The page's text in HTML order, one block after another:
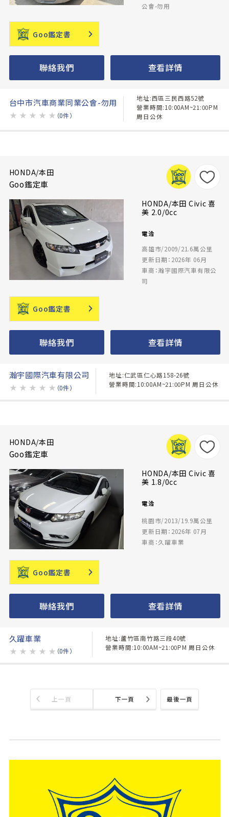
公會-勿用
Goo鑑定書
聯絡我們 查看詳情
台中市汽車商業同業公會-勿用
★ ★ ★ ★ ★ （0件）
地址:西區三民西路52號
營業時間:10:00AM~21:00PM
周日公休
HONDA/本田
Goo鑑定車
HONDA/本田 Civic 喜
美 2.0/0cc
電洽
高雄市/2009/21.6萬公里
更新日期：2026年 06月
車商：瀚宇國際汽車有限公
司
Goo鑑定書
聯絡我們 查看詳情
瀚宇國際汽車有限公司
★ ★ ★ ★ ★ （0件）
地址:仁武區仁心路158-26號
營業時間:10:00AM~21:00PM 周日公休
HONDA/本田
Goo鑑定車
HONDA/本田 Civic 喜
美 1.8/0cc
電洽
桃園市/2013/19.9萬公里
更新日期：2026年 07月
車商：久躍車業
Goo鑑定書
聯絡我們 查看詳情
久躍車業
★ ★ ★ ★ ★ （0件）
地址:蘆竹區南竹路三段40號
營業時間:10:00AM~21:00PM 周日公休
最後一頁
上一頁 下一頁